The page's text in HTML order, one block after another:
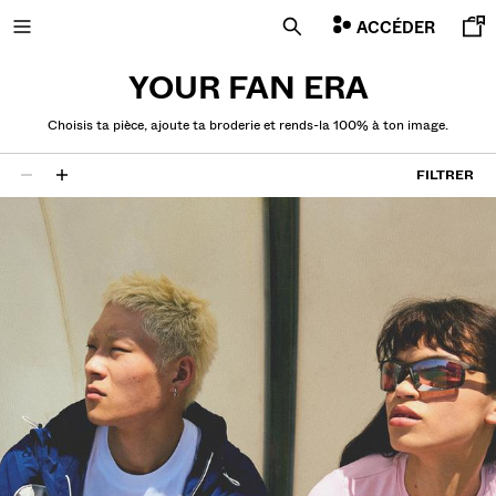
ACCÉDER
YOUR FAN ERA
Choisis ta pièce, ajoute ta broderie et rends-la 100% à ton image.
29 résultats FILTRER
NOUVEAUTÉS
COMBO WINS %
VOIR
SHIRTS ET POLOS
ET GILETS